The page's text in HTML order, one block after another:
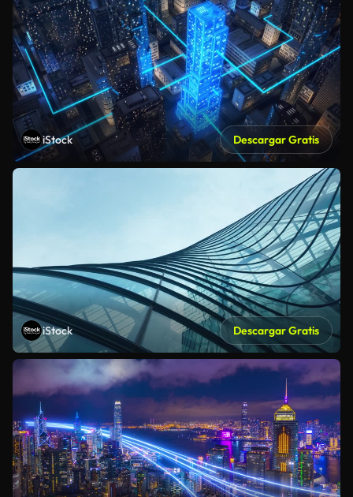
iStock Descargar Gratis
iStock Descargar Gratis